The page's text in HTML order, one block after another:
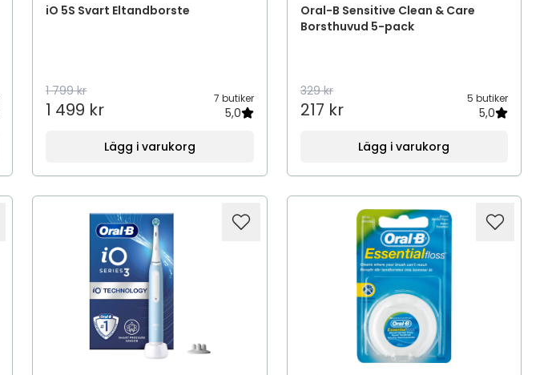
iO 5S Svart Eltandborste
1 799 kr
1 499 kr
7 butiker
5,0
Lägg i varukorg
Oral-B Sensitive Clean & Care
Borsthuvud 5-pack
329 kr
217 kr
5 butiker
5,0
Lägg i varukorg